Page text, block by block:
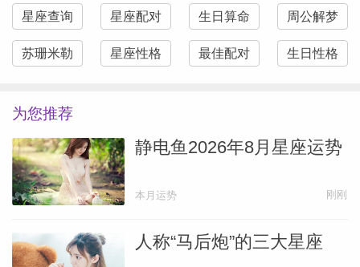
星座查询 星座配对 生日算命 周公解梦
苏珊米勒 星座性格 最佳配对 生日性格
为您推荐
静电鱼2026年8月星座运势
本月运势 刚刚
人称“马后炮”的三大星座